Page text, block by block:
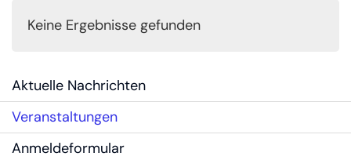
Keine Ergebnisse gefunden
Aktuelle Nachrichten
Veranstaltungen
Anmeldeformular